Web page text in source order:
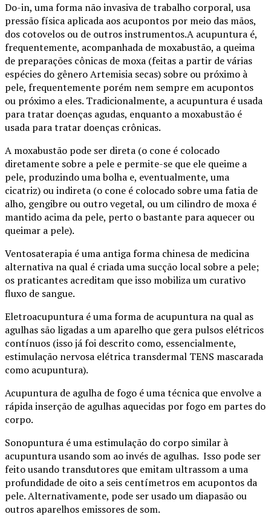
Do-in, uma forma não invasiva de trabalho corporal, usa
pressão física aplicada aos acupontos por meio das mãos,
dos cotovelos ou de outros instrumentos.A acupuntura é,
frequentemente, acompanhada de moxabustão, a queima
de preparações cônicas de moxa (feitas a partir de várias
espécies do gênero Artemisia secas) sobre ou próximo à
pele, frequentemente porém nem sempre em acupontos
ou próximo a eles. Tradicionalmente, a acupuntura é usada
para tratar doenças agudas, enquanto a moxabustão é
usada para tratar doenças crônicas.
A moxabustão pode ser direta (o cone é colocado
diretamente sobre a pele e permite-se que ele queime a
pele, produzindo uma bolha e, eventualmente, uma
cicatriz) ou indireta (o cone é colocado sobre uma fatia de
alho, gengibre ou outro vegetal, ou um cilindro de moxa é
mantido acima da pele, perto o bastante para aquecer ou
queimar a pele).
Ventosaterapia é uma antiga forma chinesa de medicina
alternativa na qual é criada uma sucção local sobre a pele;
os praticantes acreditam que isso mobiliza um curativo
fluxo de sangue.
Eletroacupuntura é uma forma de acupuntura na qual as
agulhas são ligadas a um aparelho que gera pulsos elétricos
contínuos (isso já foi descrito como, essencialmente,
estimulação nervosa elétrica transdermal TENS mascarada
como acupuntura).
Acupuntura de agulha de fogo é uma técnica que envolve a
rápida inserção de agulhas aquecidas por fogo em partes do
corpo.
Sonopuntura é uma estimulação do corpo similar à
acupuntura usando som ao invés de agulhas. Isso pode ser
feito usando transdutores que emitam ultrassom a uma
profundidade de oito a seis centímetros em acupontos da
pele. Alternativamente, pode ser usado um diapasão ou
outros aparelhos emissores de som.